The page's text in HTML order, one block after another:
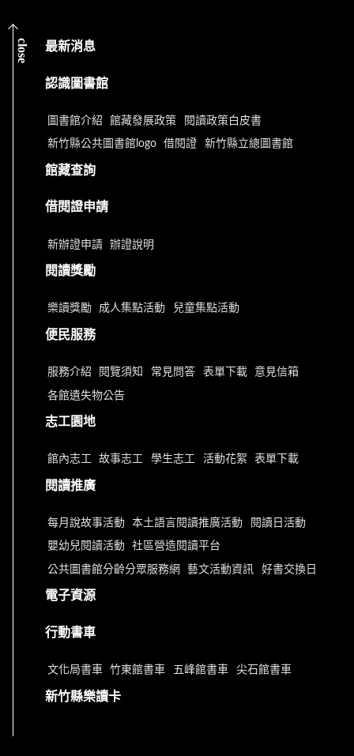
close 最新消息
認識圖書館
圖書館介紹 館藏發展政策 閱讀政策白皮書
新竹縣公共圖書館logo 借閱證 新竹縣立總圖書館
館藏查詢
借閱證申請
新辦證申請 辦證說明
閱讀獎勵
樂讀獎勵 成人集點活動 兒童集點活動
便民服務
服務介紹 閱覽須知 常見問答 表單下載 意見信箱
各館遺失物公告
志工園地
館內志工 故事志工 學生志工 活動花絮 表單下載
閱讀推廣
每月說故事活動 本土語言閱讀推廣活動 閱讀日活動
嬰幼兒閱讀活動 社區營造閱讀平台
公共圖書館分齡分眾服務網 藝文活動資訊 好書交換日
電子資源
行動書車
文化局書車 竹東館書車 五峰館書車 尖石館書車
新竹縣樂讀卡